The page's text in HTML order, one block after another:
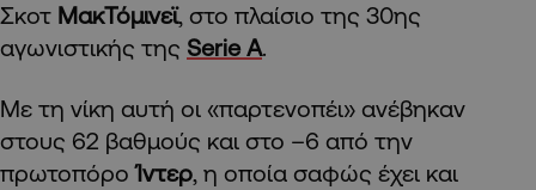
Σκοτ ΜακΤόμινεϊ, στο πλαίσιο της 30ης
αγωνιστικής της Serie A.
Με τη νίκη αυτή οι «παρτενοπέι» ανέβηκαν
στους 62 βαθμούς και στο –6 από την
πρωτοπόροΊντερ, η οποία σαφώς έχει και